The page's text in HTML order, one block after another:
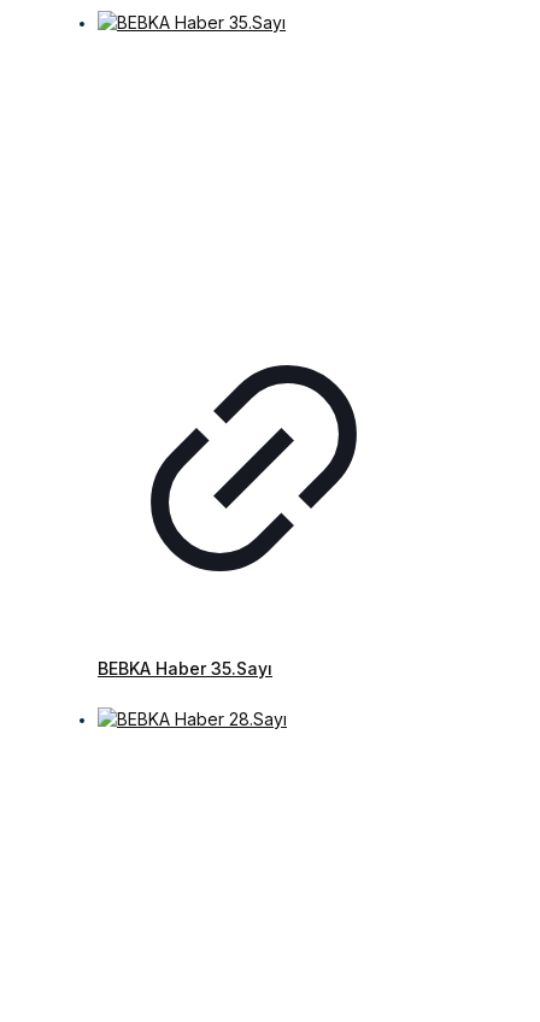
BEBKA Haber 35.Sayı